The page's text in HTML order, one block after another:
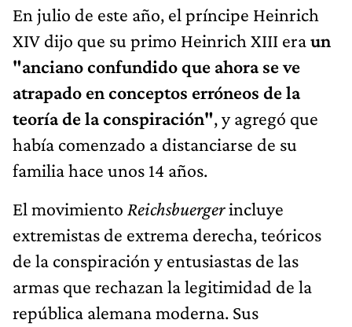
En julio de este año, el príncipe Heinrich
XIV dijo que su primo Heinrich XIII eraun
"anciano confundido que ahora se ve
atrapado en conceptos erróneos de la
teoría de la conspiración", y agregó que
había comenzado a distanciarse de su
familia hace unos 14 años.
El movimiento Reichsbuergerincluye
extremistas de extrema derecha, teóricos
de la conspiración y entusiastas de las
armas que rechazan la legitimidad de la
república alemana moderna. Sus